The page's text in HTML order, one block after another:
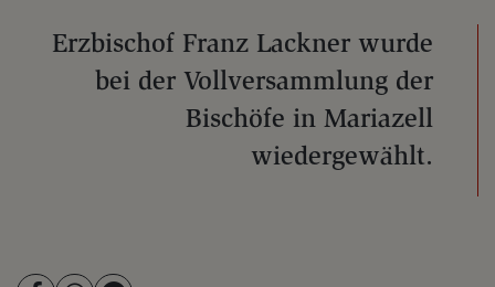
Erzbischof Franz Lackner wurde
bei der Vollversammlung der
Bischöfe in Mariazell
wiedergewählt.